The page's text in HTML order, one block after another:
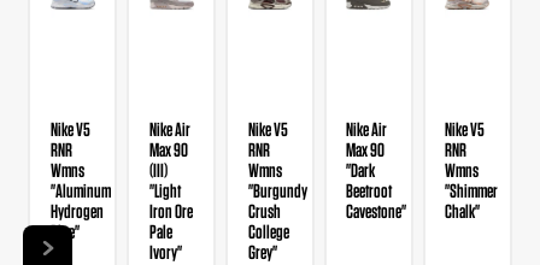
Nike V5
RNR
Wmns
"Aluminum
Hydrogen
Blue"
Nike Air
Max 90
(III)
"Light
Iron Ore
Pale
Ivory"
Nike V5
RNR
Wmns
"Burgundy
Crush
College
Grey"
Nike Air
Max 90
"Dark
Beetroot
Cavestone"
Nike V5
RNR
Wmns
"Shimmer
Chalk"